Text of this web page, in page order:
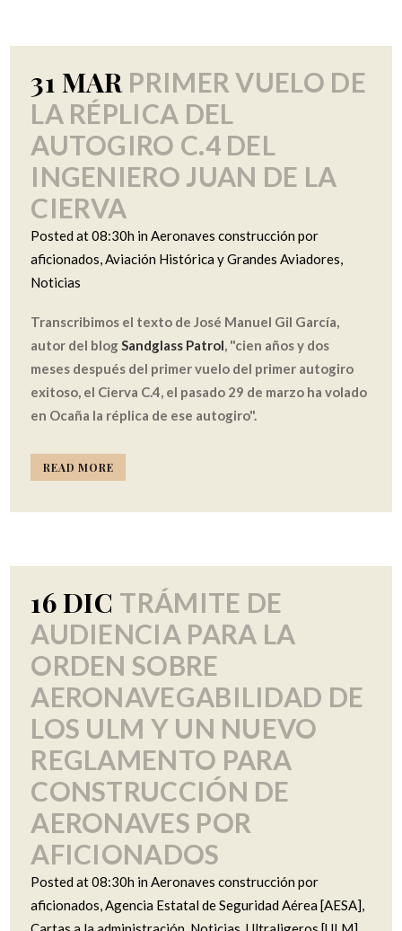
31 MAR PRIMER VUELO DE
LA RÉPLICA DEL
AUTOGIRO C.4 DEL
INGENIERO JUAN DE LA
CIERVA
Posted at 08:30h inAeronaves construcción por
aficionados,Aviación Histórica y Grandes Aviadores,
Noticias
Transcribimos el texto de José Manuel Gil García,
autor del blogSandglass Patrol, "cien años y dos
meses después del primer vuelo del primer autogiro
exitoso, el Cierva C.4, el pasado 29 de marzo ha volado
en Ocaña la réplica de ese autogiro".
READ MORE
16 DIC TRÁMITE DE
AUDIENCIA PARA LA
ORDEN SOBRE
AERONAVEGABILIDAD DE
LOS ULM Y UN NUEVO
REGLAMENTO PARA
CONSTRUCCIÓN DE
AERONAVES POR
AFICIONADOS
Posted at 08:30h inAeronaves construcción por
aficionados,Agencia Estatal de Seguridad Aérea [AESA],